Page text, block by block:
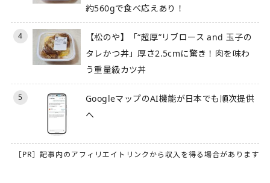
約560gで食べ応えあり！
4
【松のや】「“超厚”リブロース and 玉子の
タレかつ丼」厚さ2.5cmに驚き！肉を味わ
う重量級カツ丼
5
GoogleマップのAI機能が日本でも順次提供
へ
［PR］記事内のアフィリエイトリンクから収入を得る場合があります